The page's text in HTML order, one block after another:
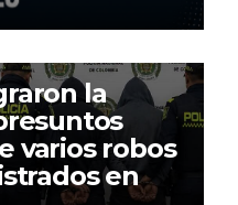
la
varios robos
en